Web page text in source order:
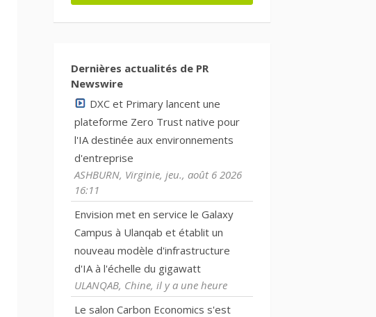
Dernières actualités de PR
Newswire
DXC et Primary lancent une
plateforme Zero Trust native pour
l'IA destinée aux environnements
d'entreprise
ASHBURN, Virginie, jeu., août 6 2026
16:11
Envision met en service le Galaxy
Campus à Ulanqab et établit un
nouveau modèle d'infrastructure
d'IA à l'échelle du gigawatt
ULANQAB, Chine, il y a une heure
Le salon Carbon Economics s'est